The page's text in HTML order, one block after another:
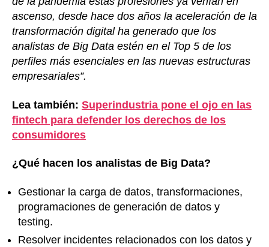
ascenso, desde hace dos años la aceleración de la
transformación digital ha generado que los
analistas de Big Data estén en el Top 5 de los
perfiles más esenciales en las nuevas estructuras
empresariales”.
Lea también: Superindustria pone el ojo en las
fintech para defender los derechos de los
consumidores
¿Qué hacen los analistas de Big Data?
Gestionar la carga de datos, transformaciones,
programaciones de generación de datos y
testing.
Resolver incidentes relacionados con los datos y